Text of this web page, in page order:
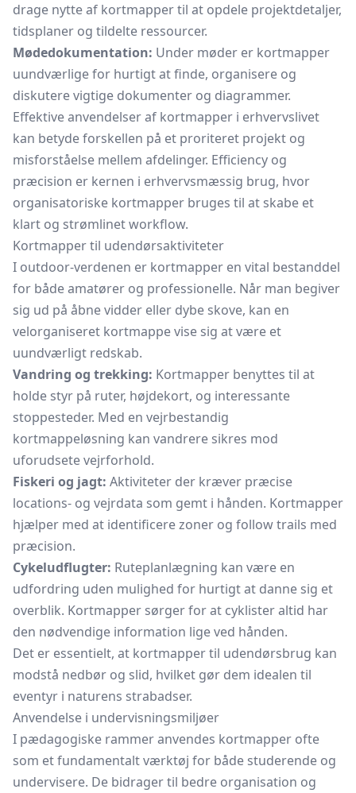
drage nytte af kortmapper til at opdele projektdetaljer,
tidsplaner og tildelte ressourcer.
Mødedokumentation: Under møder er kortmapper
uundværlige for hurtigt at finde, organisere og
diskutere vigtige dokumenter og diagrammer.
Effektive anvendelser af kortmapper i erhvervslivet
kan betyde forskellen på et proriteret projekt og
misforståelse mellem afdelinger. Efficiency og
præcision er kernen i erhvervsmæssig brug, hvor
organisatoriske kortmapper bruges til at skabe et
klart og strømlinet workflow.
Kortmapper til udendørsaktiviteter
I outdoor-verdenen er kortmapper en vital bestanddel
for både amatører og professionelle. Når man begiver
sig ud på åbne vidder eller dybe skove, kan en
velorganiseret kortmappe vise sig at være et
uundværligt redskab.
Vandring og trekking: Kortmapper benyttes til at
holde styr på ruter, højdekort, og interessante
stoppesteder. Med en vejrbestandig
kortmappeløsning kan vandrere sikres mod
uforudsete vejrforhold.
Fiskeri og jagt: Aktiviteter der kræver præcise
locations- og vejrdata som gemt i hånden. Kortmapper
hjælper med at identificere zoner og follow trails med
præcision.
Cykeludflugter: Ruteplanlægning kan være en
udfordring uden mulighed for hurtigt at danne sig et
overblik. Kortmapper sørger for at cyklister altid har
den nødvendige information lige ved hånden.
Det er essentielt, at kortmapper til udendørsbrug kan
modstå nedbør og slid, hvilket gør dem idealen til
eventyr i naturens strabadser.
Anvendelse i undervisningsmiljøer
I pædagogiske rammer anvendes kortmapper ofte
som et fundamentalt værktøj for både studerende og
undervisere. De bidrager til bedre organisation og